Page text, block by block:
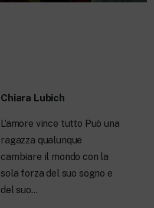
Chiara Lubich
L’amore vince tutto Può una
ragazza qualunque
cambiare il mondo con la
sola forza del suo sogno e
del suo…